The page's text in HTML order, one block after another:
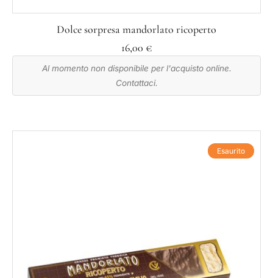
Dolce sorpresa mandorlato ricoperto
16,00 €
Al momento non disponibile per l'acquisto online.
Contattaci.
Esaurito